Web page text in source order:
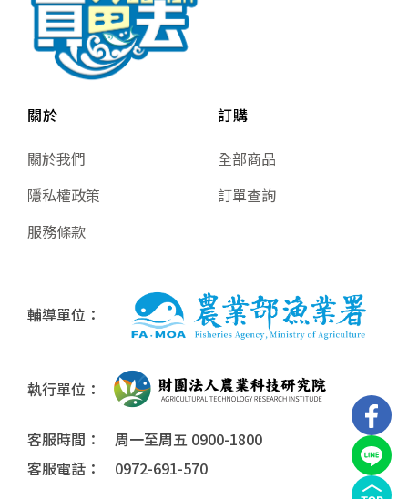
關於
關於我們
隱私權政策
服務條款
訂購
全部商品
訂單查詢
輔導單位：
執行單位：
客服時間： 周一至周五 0900-1800
客服電話： 0972-691-570